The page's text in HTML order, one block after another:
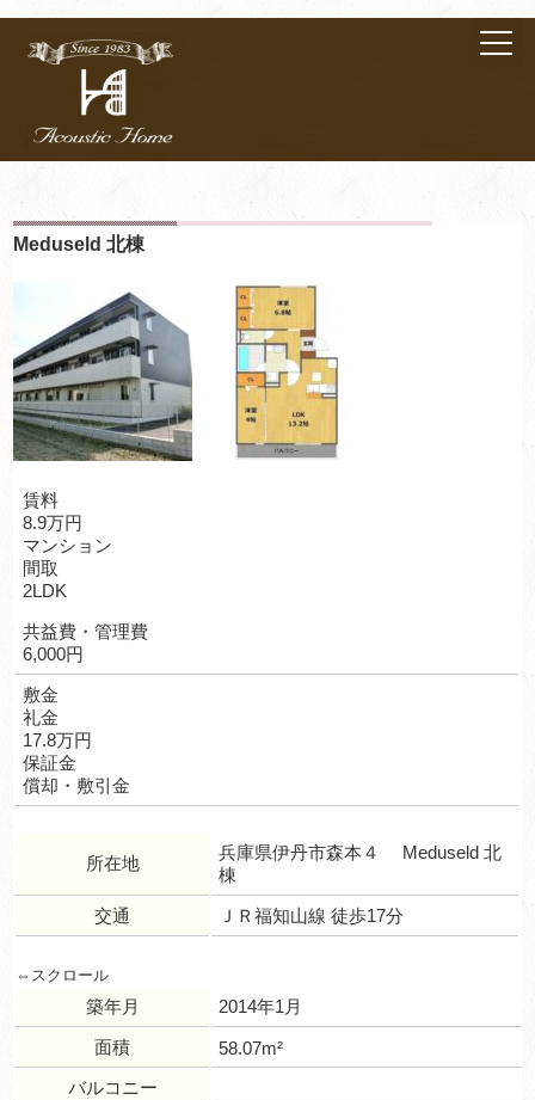
Meduseld 北棟
賃料
8.9万円
マンション
間取
2LDK
共益費・管理費
6,000円
敷金
礼金
17.8万円
保証金
償却・敷引金
所在地
兵庫県伊丹市森本４ Meduseld 北
棟
交通
ＪＲ福知山線 徒歩17分
築年月
2014年1月
面積
58.07m²
バルコニー